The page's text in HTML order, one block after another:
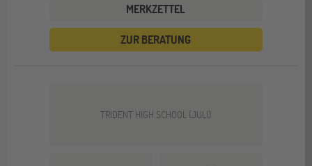
MERKZETTEL
ZUR BERATUNG
TRIDENT HIGH SCHOOL (JULI)